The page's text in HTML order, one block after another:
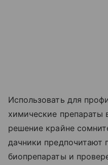
Использовать для
химические
решение крайне
дачники предпочитают
биопрепараты и